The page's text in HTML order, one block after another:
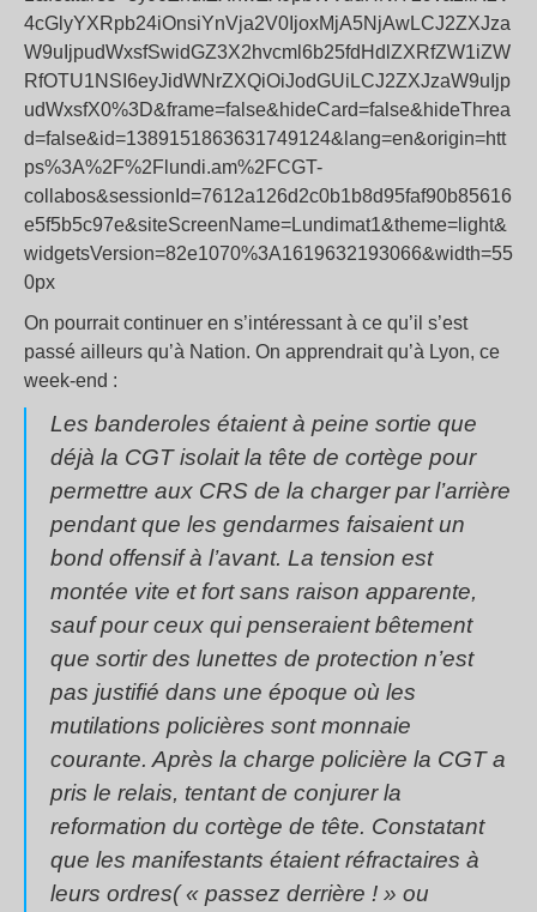
4cGlyYXRpb24iOnsiYnVja2V0IjoxMjA5NjAwLCJ2ZXJza
W9uIjpudWxsfSwidGZ3X2hvcml6b25fdHdlZXRfZW1iZW
RfOTU1NSI6eyJidWNrZXQiOiJodGUiLCJ2ZXJzaW9uIjp
udWxsfX0%3D&frame=false&hideCard=false&hideThrea
d=false&id=1389151863631749124&lang=en&origin=htt
ps%3A%2F%2Flundi.am%2FCGT-
collabos&sessionId=7612a126d2c0b1b8d95faf90b85616
e5f5b5c97e&siteScreenName=Lundimat1&theme=light&
widgetsVersion=82e1070%3A1619632193066&width=55
0px
On pourrait continuer en s’intéressant à ce qu’il s’est
passé ailleurs qu’à Nation. On apprendrait qu’à Lyon, ce
week-end :
Les banderoles étaient à peine sortie que
déjà la CGT isolait la tête de cortège pour
permettre aux CRS de la charger par l’arrière
pendant que les gendarmes faisaient un
bond offensif à l’avant. La tension est
montée vite et fort sans raison apparente,
sauf pour ceux qui penseraient bêtement
que sortir des lunettes de protection n’est
pas justifié dans une époque où les
mutilations policières sont monnaie
courante. Après la charge policière la CGT a
pris le relais, tentant de conjurer la
reformation du cortège de tête. Constatant
que les manifestants étaient réfractaires à
leurs ordres( « passez derrière ! » ou